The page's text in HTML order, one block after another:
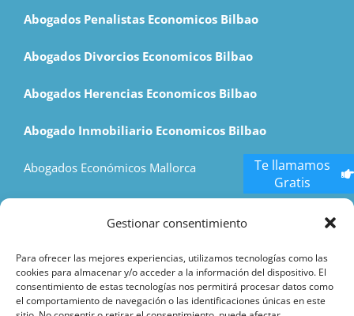
Gestionar consentimiento
Para ofrecer las mejores experiencias, utilizamos tecnologías como las
cookies para almacenar y/o acceder a la información del dispositivo. El
consentimiento de estas tecnologías nos permitirá procesar datos como
el comportamiento de navegación o las identificaciones únicas en este
Abogados Penalistas Economicos Bilbao
Abogados Divorcios Economicos Bilbao
Abogados Herencias Economicos Bilbao
Abogado Inmobiliario Economicos Bilbao
Abogados Económicos Mallorca
Te llamamos
Gratis